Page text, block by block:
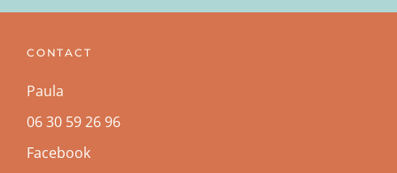
CONTACT
Paula
06 30 59 26 96
Facebook